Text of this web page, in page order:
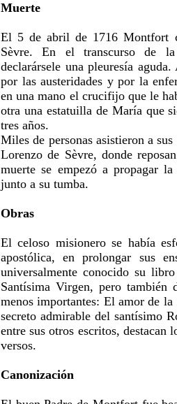
Muerte
El 5 de abril de 1716 Montfort
Sèvre. En el transcurso de
declarársele una pleuresía
por las austeridades y por la
en una mano el crucifijo que le
otra una estatuilla de María que
tres años.
Miles de personas asistieron a
Lorenzo de Sèvre, donde
muerte se empezó a propagar
junto a su tumba.
Obras
El celoso misionero se había
apostólica, en prolongar sus
universalmente conocido su
Santísima Virgen, pero también
menos importantes: El amor de
secreto admirable del santísimo
entre sus otros escritos, destacan
versos.
Canonización